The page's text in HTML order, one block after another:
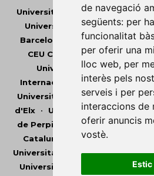
de navegació
següents: per
funcionalitat
per oferir una
lloc web, per
interès pels
serveis i per
interaccions de
oferir anuncis
vostè.
Estic
Universitat Abat Oliba CEU•
Universitat d'Andorra•
Barcelona
Universitat de
CEU Cardenal Herrera•
Universitat de les Illes
Internacional de Catalunya•
Universitat de Lleida•
d'Elx• Universitat Oberta de
de Perpinyà Via Domitia•
Catalunya
Universitat
Universitat Pompeu Fabra•
Universitat Rovira i Virgili
•